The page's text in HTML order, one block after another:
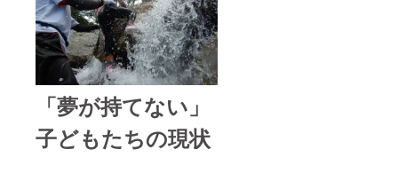
「夢が持てない」
子どもたちの現状